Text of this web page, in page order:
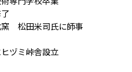
松田米司氏に師事
ヅミ峠舎設立